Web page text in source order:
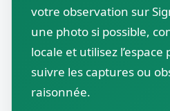
votre observation sur
une photo si possible,
locale et utilisez
suivre les captures ou
raisonnée.